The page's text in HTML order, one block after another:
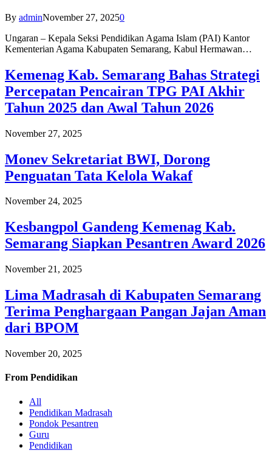
By adminNovember 27, 20250
Ungaran – Kepala Seksi Pendidikan Agama Islam (PAI) Kantor
Kementerian Agama Kabupaten Semarang, Kabul Hermawan…
Kemenag Kab. Semarang Bahas Strategi
Percepatan Pencairan TPG PAI Akhir
Tahun 2025 dan Awal Tahun 2026
November 27, 2025
Monev Sekretariat BWI, Dorong
Penguatan Tata Kelola Wakaf
November 24, 2025
Kesbangpol Gandeng Kemenag Kab.
Semarang Siapkan Pesantren Award 2026
November 21, 2025
Lima Madrasah di Kabupaten Semarang
Terima Penghargaan Pangan Jajan Aman
dari BPOM
November 20, 2025
From Pendidikan
All
Pendidikan Madrasah
Pondok Pesantren
Guru
Pendidikan